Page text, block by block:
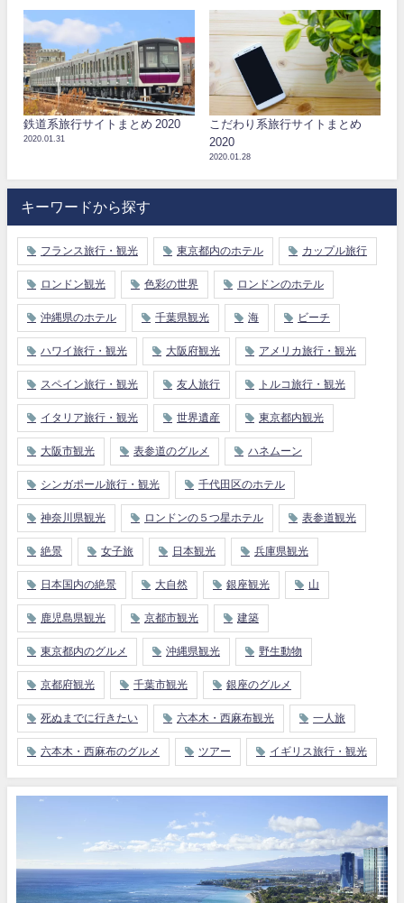
鉄道系旅行サイトまとめ 2020
2020.01.31
こだわり系旅行サイトまとめ
2020
2020.01.28
キーワードから探す
フランス旅行・観光 東京都内のホテル カップル旅行
ロンドン観光 色彩の世界 ロンドンのホテル
沖縄県のホテル 千葉県観光 海 ビーチ
ハワイ旅行・観光 大阪府観光 アメリカ旅行・観光
スペイン旅行・観光 友人旅行 トルコ旅行・観光
イタリア旅行・観光 世界遺産 東京都内観光
大阪市観光 表参道のグルメ ハネムーン
シンガポール旅行・観光 千代田区のホテル
神奈川県観光 ロンドンの５つ星ホテル 表参道観光
絶景 女子旅 日本観光 兵庫県観光
日本国内の絶景 大自然 銀座観光 山
鹿児島県観光 京都市観光 建築
東京都内のグルメ 沖縄県観光 野生動物
京都府観光 千葉市観光 銀座のグルメ
死ぬまでに行きたい 六本木・西麻布観光 一人旅
六本木・西麻布のグルメ ツアー イギリス旅行・観光